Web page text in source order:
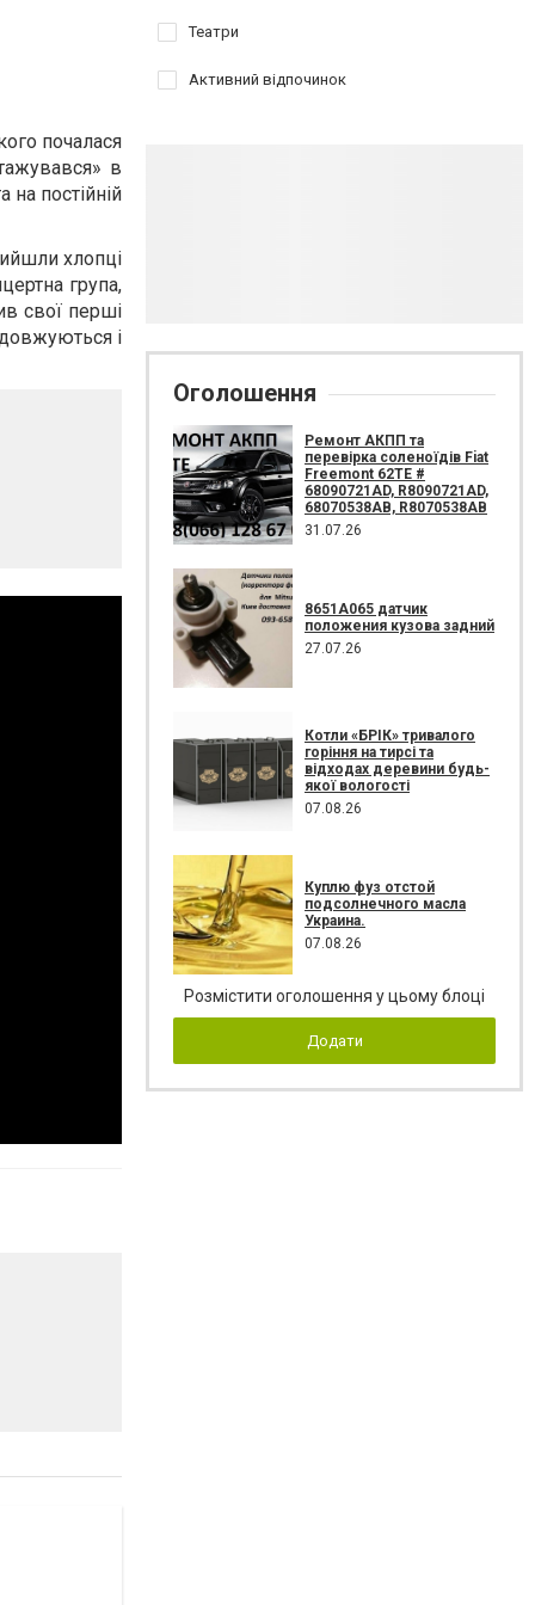
почалася
в
постійній
хлопці
група,
свої перші
і
Театри
Активний відпочинок
Оголошення
Ремонт АКПП та
перевірка соленоїдів Fiat
Freemont 62TE #
68090721AD, R8090721AD,
68070538AB, R8070538AB
31.07.26
8651A065 датчик
положения кузова задний
27.07.26
Котли «БРІК» тривалого
горіння на тирсі та
відходах деревини будь-
якої вологості
07.08.26
Куплю фуз отстой
подсолнечного масла
Украина.
07.08.26
Розмістити оголошення у цьому блоці
Додати